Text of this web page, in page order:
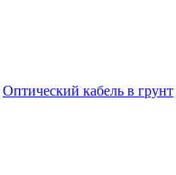
Оптический кабель в грунт